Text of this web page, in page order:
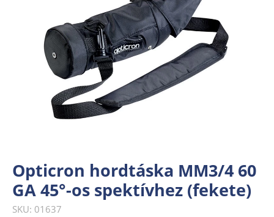
Opticron hordtáska MM3/4 60
GA 45°-os spektívhez (fekete)
SKU: 01637